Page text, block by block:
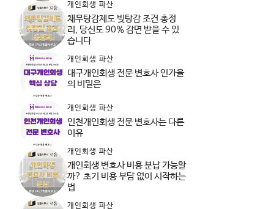
개인회생 파산
채무탕감제도 빚탕감 조건 총정
리, 당신도 90% 감면 받을 수 있
습니다
개인회생 파산
대구개인회생 전문 변호사 인가율
의 비밀은
개인회생 파산
인천개인회생 전문 변호사는 다른
이유
개인회생 파산
개인회생 변호사 비용 분납 가능할
까? 초기 비용 부담 없이 시작하는
법
개인회생 파산